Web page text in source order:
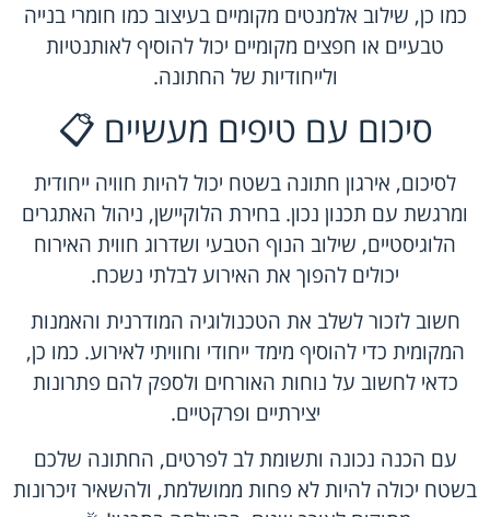
כמו כן, שילוב אלמנטים מקומיים בעיצוב כמו חומרי בנייה
טבעיים או חפצים מקומיים יכול להוסיף לאותנטיות
ולייחודיות של החתונה.
סיכום עם טיפים מעשיים 📋
לסיכום, אירגון חתונה בשטח יכול להיות חוויה ייחודית
ומרגשת עם תכנון נכון. בחירת הלוקיישן, ניהול האתגרים
הלוגיסטיים, שילוב הנוף הטבעי ושדרוג חווית האירוח
יכולים להפוך את האירוע לבלתי נשכח.
חשוב לזכור לשלב את הטכנולוגיה המודרנית והאמנות
המקומית כדי להוסיף מימד ייחודי וחוויתי לאירוע. כמו כן,
כדאי לחשוב על נוחות האורחים ולספק להם פתרונות
יצירתיים ופרקטיים.
עם הכנה נכונה ותשומת לב לפרטים, החתונה שלכם
בשטח יכולה להיות לא פחות ממושלמת, ולהשאיר זיכרונות